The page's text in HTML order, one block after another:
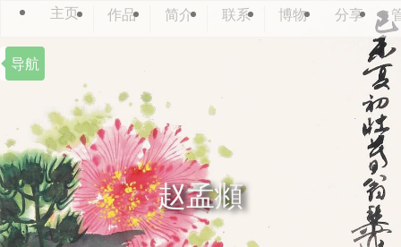
导航
主页 作品 简介 联系 博物 分享
赵孟頫